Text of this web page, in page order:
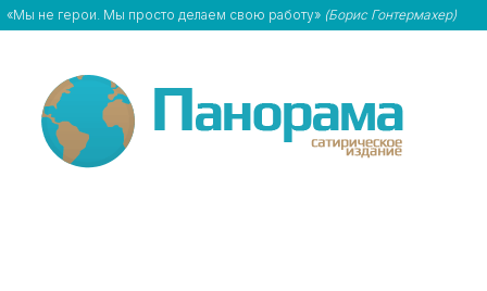
«Мы не герои. Мы просто делаем свою работу» (Борис Гонтермахер)